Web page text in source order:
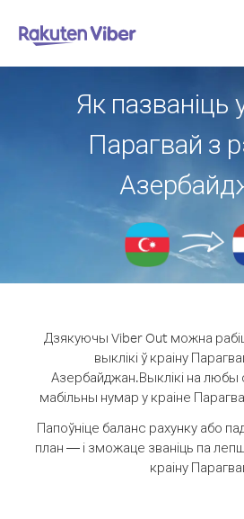
Як пазваніць
Парагвай з
Дзякуючы Viber Out можна
выклікі ў краіну
Азербайджан.Выклікі на
мабільны нумар у краіне
Папоўніце баланс рахунку або
план — і зможаце званіць па
краіну